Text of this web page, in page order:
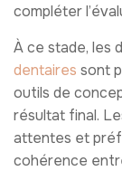
compléter
À ce stade, les
dentaires sont
outils de
résultat final.
attentes et
cohérence